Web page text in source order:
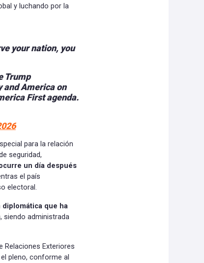
y luchando por la
your nation, you
Trump
America on
First agenda.
para la relación
seguridad,
un día después
el país
electoral.
que ha
, siendo administrada
Relaciones Exteriores
pleno, conforme al